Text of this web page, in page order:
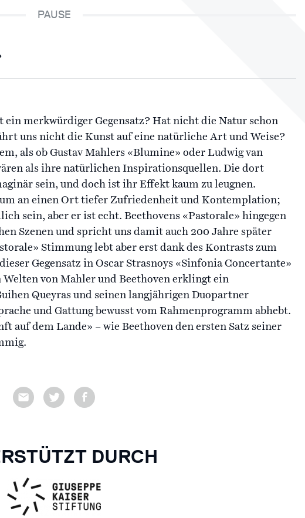
PAUSE
merkwürdiger Gegensatz? Hat nicht die Natur schon
uns nicht die Kunst auf eine natürliche Art und Weise?
als ob Gustav Mahlers «Blumine» oder Ludwig van
als ihre natürlichen Inspirationsquellen. Die dort
sein, und doch ist ihr Effekt kaum zu leugnen.
an einen Ort tiefer Zufriedenheit und Kontemplation;
sein, aber er ist echt. Beethovens «Pastorale» hingegen
Szenen und spricht uns damit auch 200 Jahre später
Stimmung lebt aber erst dank des Kontrasts zum
Gegensatz in Oscar Strasnoys «Sinfonia Concertante»
von Mahler und Beethoven erklingt ein
Queyras und seinen langjährigen Duopartner
und Gattung bewusst vom Rahmenprogramm abhebt.
auf dem Lande» – wie Beethoven den ersten Satz seiner
DURCH